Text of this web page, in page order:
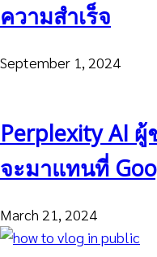
ความสำเร็จ
September 1, 2024
Perplexity AI
จะมาแทนที่
March 21, 2024